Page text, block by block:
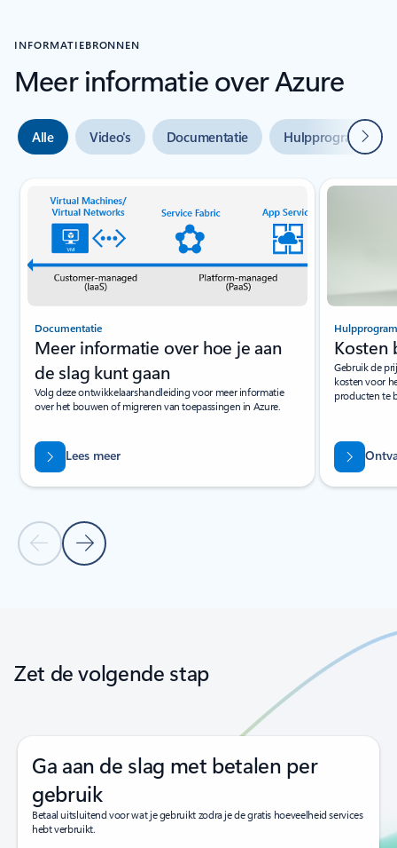
INFORMATIEBRONNEN
Meer informatie over Azure
Alle Video's Documentatie Hulpprogramma's
Dia {0} {1} indicator
Vorige diaVolgende dia
Documentatie
Meer informatie over hoe je aan
de slag kunt gaan
Volg deze ontwikkelaarshandleiding voor meer informatie
over het bouwen of migreren van toepassingen in Azure.
Lees meer
Kosten
Gebruik de
kosten voor
producten te
Zet de volgende stap
Ga aan de slag met betalen per
gebruik
Betaal uitsluitend voor wat je gebruikt zodra je de gratis hoeveelheid services
hebt verbruikt.